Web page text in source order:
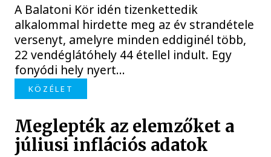
A Balatoni Kör idén tizenkettedik
alkalommal hirdette meg az év strandétele
versenyt, amelyre minden eddiginél több,
22 vendéglátóhely 44 étellel indult. Egy
fonyódi hely nyert...
KÖZÉLET
Meglepték az elemzőket a
júliusi inflációs adatok